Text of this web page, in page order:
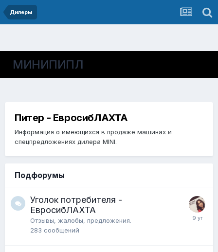
Дилеры
МИНИПИПЛ
Питер - ЕвросибЛАХТА
Информация о имеющихся в продаже машинах и
спецпредложениях дилера MINI.
Подфорумы
Уголок потребителя -
ЕвросибЛАХТА
Отзывы, жалобы, предложения.
283 сообщений